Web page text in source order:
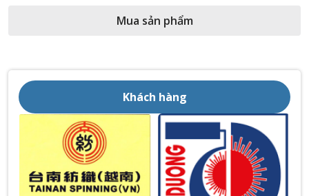
Mua sản phẩm
Khách hàng